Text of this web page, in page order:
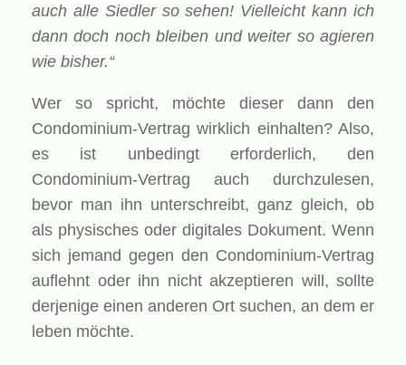
auch alle Siedler so sehen! Vielleicht kann ich
dann doch noch bleiben und weiter so agieren
wie bisher.“
Wer so spricht, möchte dieser dann den
Condominium-Vertrag wirklich einhalten? Also,
es ist unbedingt erforderlich, den
Condominium-Vertrag auch durchzulesen,
bevor man ihn unterschreibt, ganz gleich, ob
als physisches oder digitales Dokument. Wenn
sich jemand gegen den Condominium-Vertrag
auflehnt oder ihn nicht akzeptieren will, sollte
derjenige einen anderen Ort suchen, an dem er
leben möchte.